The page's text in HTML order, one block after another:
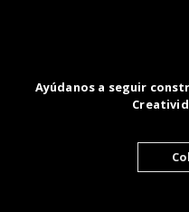
Ayúdanos a seguir